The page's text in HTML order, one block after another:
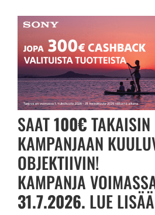
SAAT100€TAKAISIN
KAMPANJAAN
OBJEKTIIVIN!
KAMPANJA
31.7.2026. LUE LISÄÄ